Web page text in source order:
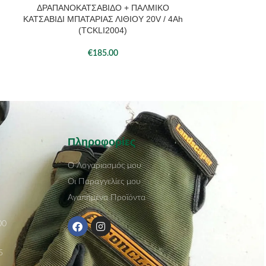
ΔΡΑΠΑΝΟΚΑΤΣΑΒΙΔΟ + ΠΑΛΜΙΚΟ
ΚΑΤΣΑΒΙΔΙ ΜΠΑΤΑΡΙΑΣ ΛΙΘΙΟΥ 20V / 4Ah
(TCKLI2004)
€185.00
Πληροφορίες
Ο Λογαριασμός μου
Οι Παραγγελίες μου
Αγαπημένα Προϊόντα